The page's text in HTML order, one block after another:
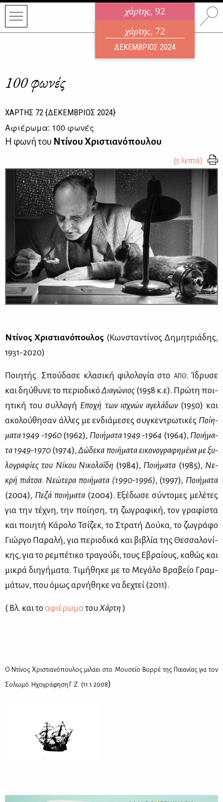
χάρτης, 92
ηλεκτρονικό περιοδικό
ΑΥΓΟΥΣΤΟΣ 2026
χάρτης, 72
ΔΕΚΕΜΒΡΙΟΣ 2024
100 φωνές
ΧΑΡΤΗΣ 72 {ΔΕΚΕΜΒΡΙΟΣ 2024}
Αφιέρωμα: 100 φωνές
Η φωνή του Ντίνου Χριστιανόπουλου
{5 λεπτά}
Ντί­νος Χρι­στια­νό­που­λος (Κων­στα­ντί­νος Δη­μη­τριά­δης,
1931-2020)
Ποι­η­τής. Σπού­δα­σε κλα­σι­κή φι­λο­λο­γία στο ΑΠΘ. Ίδρυ­σε
και δηύ­θυ­νε το πε­ριο­δι­κό Δια­γώ­νιος (1958 κ.ε). Πρώ­τη ποι­
η­τι­κή του συλ­λο­γή Επο­χή των ισχνών αγε­λά­δων(1950) και
ακο­λού­θη­σαν άλ­λες με εν­διά­με­σες συ­γκε­ντρω­τι­κές Ποί­η­
μα­τα 1949 -1960(1962), Ποι­ή­μα­τα 1949 -1964 (1964), Ποι­ή­μα­
τα 1949-1970 (1974),Δώ­δε­κα ποι­ή­μα­τα ει­κο­νο­γρα­φη­μέ­να με ξυ­
λο­γρα­φί­ες του Νί­κου Νι­κο­λα­ΐ­δη (1984), Ποι­ή­μα­τα (1985), Νε­
κρή πιά­τσα. Νε­ώ­τε­ρα ποι­ή­μα­τα (1990-1996), (1997), Ποι­ή­μα­τα
(2004), Πε­ζά ποι­ή­μα­τα(2004). Εξέ­δω­σε σύ­ντο­μες με­λέ­τες
για την τέ­χνη, την ποί­η­ση, τη ζω­γρα­φι­κή, τον γρα­φί­στα
και ποι­η­τή Κά­ρο­λο Τσί­ζεκ, το Στρα­τή Δού­κα, το ζω­γρά­φο
Γιώρ­γο Πα­ρα­λή, για πε­ριο­δι­κά και βι­βλία της Θεσ­σα­λο­νί­
κης, για το ρε­μπέ­τι­κο τρα­γού­δι, τους Εβραί­ους, κα­θώς και
μι­κρά δι­η­γή­μα­τα. Τι­μή­θη­κε με το Με­γά­λο Βρα­βείο Γραμ­
μά­των, που όμως αρ­νή­θη­κε να δε­χτεί (2011).
( Βλ. και το αφιέ­ρω­μα του Χάρ­τη )
Ο Ντί­νος Χρι­στια­νό­που­λος μι­λά­ει στο Μου­σείο Βορ­ρέ της Παια­νί­ας για τον
Σο­λω­μό. Ηχο­γρά­φη­ση Γ.Ζ. (11.1.2008)